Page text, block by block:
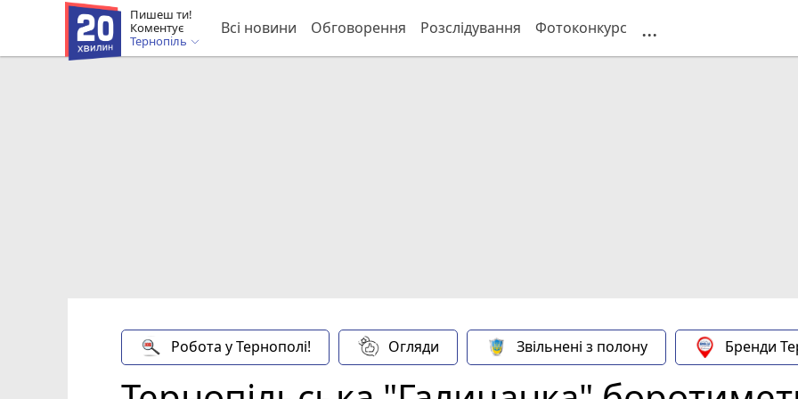
Пишеш ти!
Коментує
Тернопіль
Всі новини Обговорення Розслідування Фотоконкурс ...
Робота у Тернополі! Огляди Звільнені з полону Бренди